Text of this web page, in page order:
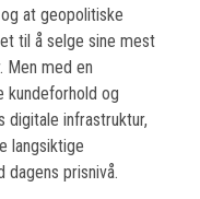
at geopolitiske
til å selge sine mest
Men med en
kundeforhold og
infrastruktur,
langsiktige
dagens prisnivå.